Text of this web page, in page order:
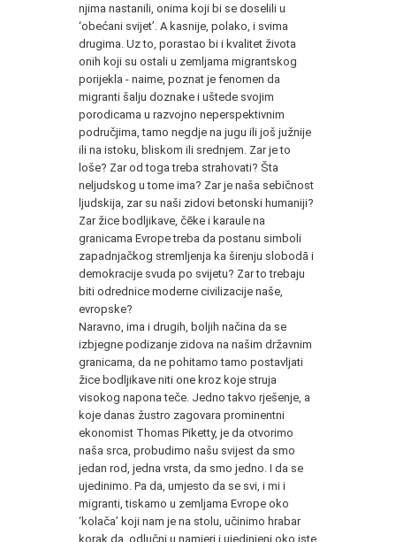
njima nastanili, onima koji bi se doselili u
‘obećani svijet’. A kasnije, polako, i svima
drugima. Uz to, porastao bi i kvalitet života
onih koji su ostali u zemljama migrantskog
porijekla - naime, poznat je fenomen da
migranti šalju doznake i uštede svojim
porodicama u razvojno neperspektivnim
područjima, tamo negdje na jugu ili još južnije
ili na istoku, bliskom ili srednjem. Zar je to
loše? Zar od toga treba strahovati? Šta
neljudskog u tome ima? Zar je naša sebičnost
ljudskija, zar su naši zidovi betonski humaniji?
Zar žice bodljikave, čēke i karaule na
granicama Evrope treba da postanu simboli
zapadnjačkog stremljenja ka širenju slobodā i
demokracije svuda po svijetu? Zar to trebaju
biti odrednice moderne civilizacije naše,
evropske?
Naravno, ima i drugih, boljih načina da se
izbjegne podizanje zidova na našim državnim
granicama, da ne pohitamo tamo postavljati
žice bodljikave niti one kroz koje struja
visokog napona teče. Jedno takvo rješenje, a
koje danas žustro zagovara prominentni
ekonomist Thomas Piketty, je da otvorimo
naša srca, probudimo našu svijest da smo
jedan rod, jedna vrsta, da smo jedno. I da se
ujedinimo. Pa da, umjesto da se svi, i mi i
migranti, tiskamo u zemljama Evrope oko
‘kolača’ koji nam je na stolu, učinimo hrabar
korak da, odlučni u namjeri i ujedinjeni oko iste